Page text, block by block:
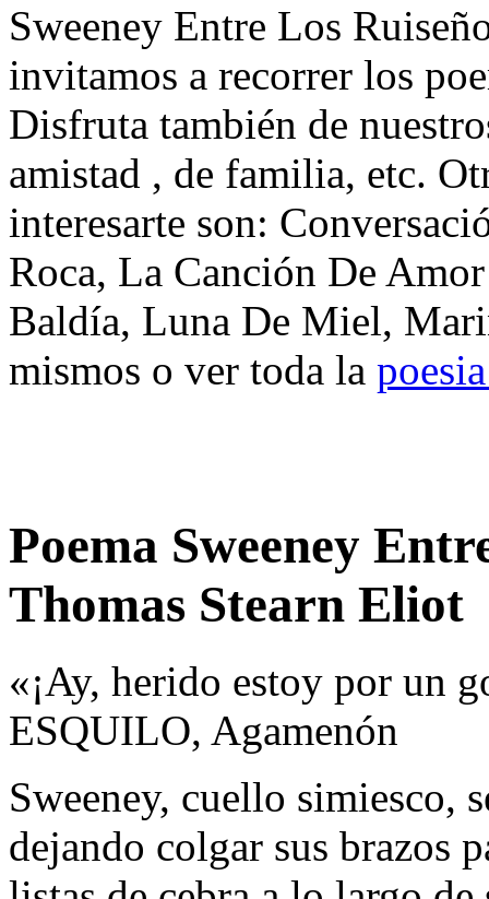
Sweeney Entre Los
invitamos a recorrer los
Disfruta también de
amistad , de familia, etc.
interesarte son:
Roca, La Canción De
Baldía, Luna De Miel,
mismos o ver toda la
Poema Sweeney
Thomas Stearn Eliot
«¡Ay, herido estoy por un
ESQUILO, Agamenón
Sweeney, cuello simiesco,
dejando colgar sus brazos